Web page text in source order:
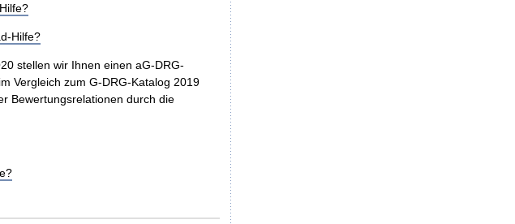
Hilfe?
stellen wir Ihnen einen aG-DRG-
Vergleich zum G-DRG-Katalog 2019
Bewertungsrelationen durch die